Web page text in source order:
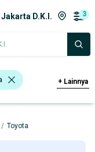
D.K.I. 3
Tahun
+ Lainnya
/ Toyota